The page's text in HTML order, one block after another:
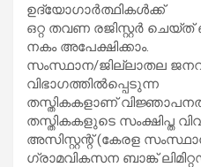
ഉദ്യോഗാര്‍ത്ഥികള്‍ക്ക്
ഒറ്റ തവണ രജിസ്റ്റര്‍
നകം അപേക്ഷിക്കാം.
സംസ്ഥാന/ജില്ലാതല
വിഭാഗത്തില്‍പ്പെടുന്ന
തസ്തികകളാണ്
തസ്തികകളുടെ സംക്ഷിപ്ത
അസിസ്റ്റന്റ് (കേരള
ഗ്രാമവികസന ബാങ്ക്